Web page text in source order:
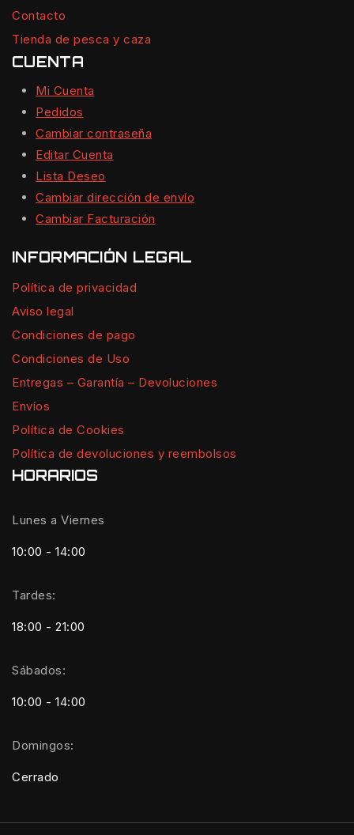
Contacto
Tienda de pesca y caza
CUENTA
Mi Cuenta
Pedidos
Cambiar contraseña
Editar Cuenta
Lista Deseo
Cambiar dirección de envío
Cambiar Facturación
INFORMACIÓN LEGAL
Política de privacidad
Aviso legal
Condiciones de pago
Condiciones de Uso
Entregas – Garantía – Devoluciones
Envíos
Política de Cookies
Política de devoluciones y reembolsos
HORARIOS
Lunes a Viernes
10:00 - 14:00
Tardes:
18:00 - 21:00
Sábados:
10:00 - 14:00
Domingos:
Cerrado